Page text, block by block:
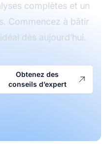
complètes et un
Commencez à bâtir
dès aujourd’hui.
Obtenez des
conseils d’expert